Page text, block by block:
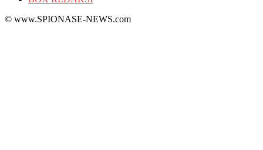
© www.SPIONASE-NEWS.com